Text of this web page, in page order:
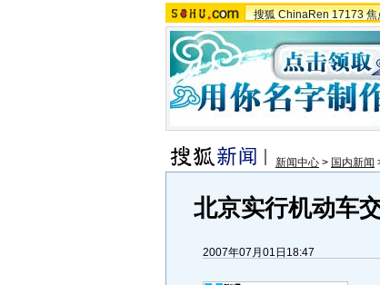
搜狐 ChinaRen 17173 焦
新闻中心 > 国内新闻
北京实行机动车
2007年07月01日18:47